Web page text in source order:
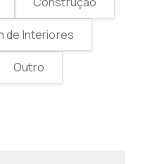
de Interiores
Outro